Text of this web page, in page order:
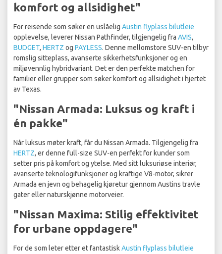
komfort og allsidighet"
For reisende som søker en uslåelig Austin flyplass bilutleie
opplevelse, leverer Nissan Pathfinder, tilgjengelig fra AVIS,
BUDGET, HERTZ og PAYLESS. Denne mellomstore SUV-en tilbyr
romslig sitteplass, avanserte sikkerhetsfunksjoner og en
miljøvennlig hybridvariant. Det er den perfekte matchen for
familier eller grupper som søker komfort og allsidighet i hjertet
av Texas.
"Nissan Armada: Luksus og kraft i
én pakke"
Når luksus møter kraft, får du Nissan Armada. Tilgjengelig fra
HERTZ, er denne full-size SUV-en perfekt for kunder som
setter pris på komfort og ytelse. Med sitt luksuriøse interiør,
avanserte teknologifunksjoner og kraftige V8-motor, sikrer
Armada en jevn og behagelig kjøretur gjennom Austins travle
gater eller naturskjønne motorveier.
"Nissan Maxima: Stilig effektivitet
for urbane oppdagere"
For de som leter etter et fantastiskAustin flyplass bilutleie